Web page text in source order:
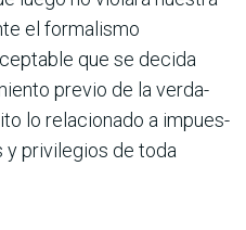
el formalismo
que se decida
previo de la verda­
lo relacionado a impues­
y privilegios de toda